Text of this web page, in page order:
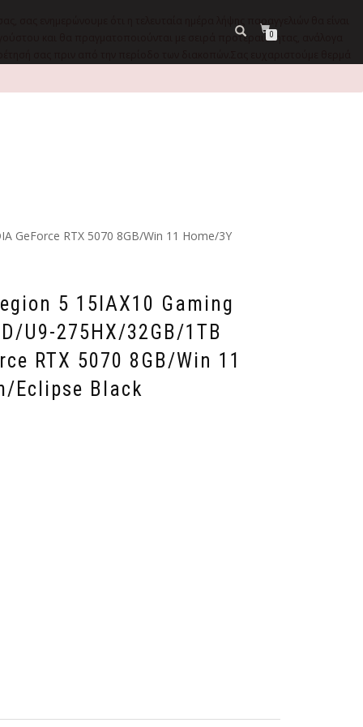
0
σας ενημερώνουμε ότι η τελευταία ημέρα λήψης παραγγελιών θα είναι
και θα πραγματοποιούνται με σειρά προτεραιότητας, ανάλογα
σας πριν από την περίοδο των διακοπών.Σας ευχαριστούμε θερμά
GeForce RTX 5070 8GB/Win 11 Home/3Y
5 15IAX10 Gaming
U9-275HX/32GB/1TB
RTX 5070 8GB/Win 11
Eclipse Black